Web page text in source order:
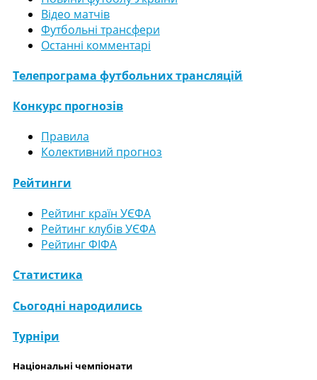
Відео матчів
Футбольні трансфери
Останні комментарі
Телепрограма футбольних трансляцій
Конкурс прогнозів
Правила
Колективний прогноз
Рейтинги
Рейтинг країн УЄФА
Рейтинг клубів УЄФА
Рейтинг ФІФА
Статистика
Сьогодні народились
Турніри
Національні чемпіонати